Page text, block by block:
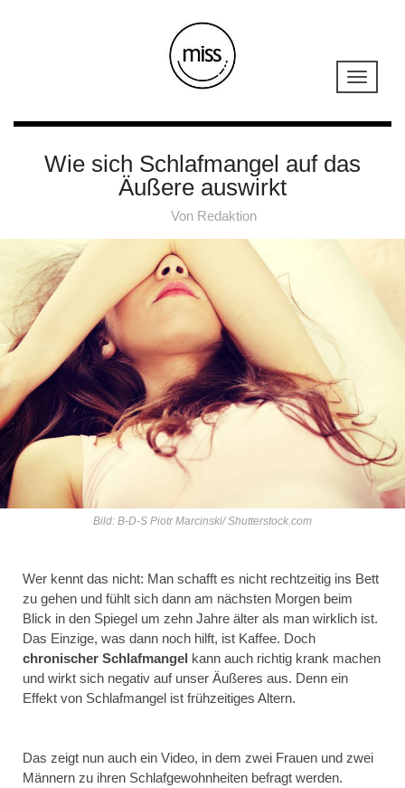
Wie sich Schlafmangel auf das
Äußere auswirkt
Von Redaktion
Bild: B-D-S Piotr Marcinski/ Shutterstock.com
Wer kennt das nicht: Man schafft es nicht rechtzeitig ins Bett
zu gehen und fühlt sich dann am nächsten Morgen beim
Blick in den Spiegel um zehn Jahre älter als man wirklich ist.
Das Einzige, was dann noch hilft, ist Kaffee. Doch
chronischer Schlafmangel kann auch richtig krank machen
und wirkt sich negativ auf unser Äußeres aus. Denn ein
Effekt von Schlafmangel ist frühzeitiges Altern.
Das zeigt nun auch ein Video, in dem zwei Frauen und zwei
Männern zu ihren Schlafgewohnheiten befragt werden.